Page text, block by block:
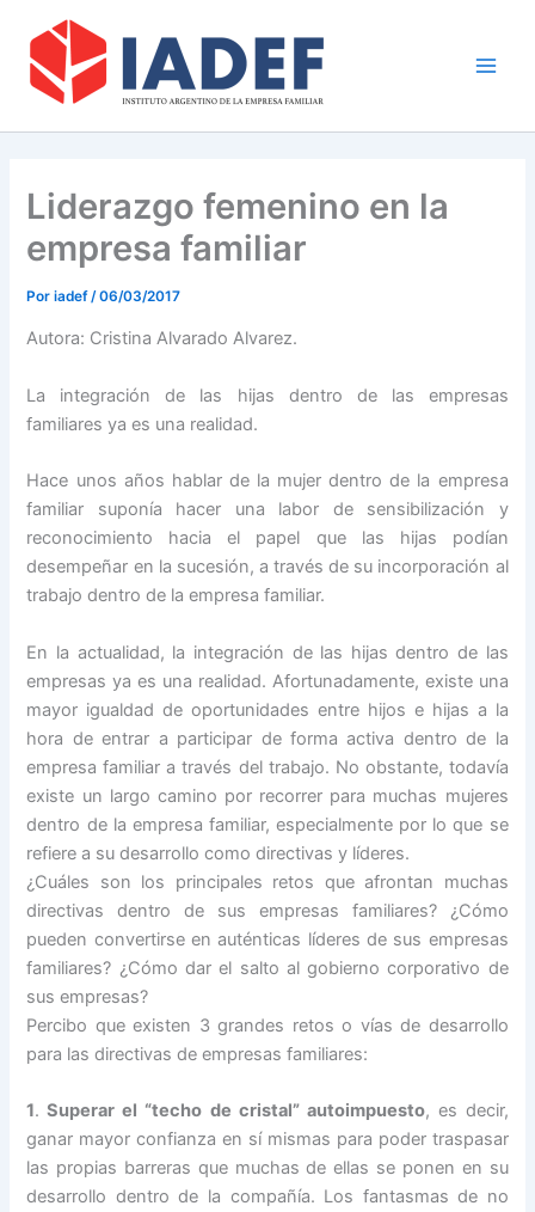
contenido
Liderazgo femenino en la
empresa familiar
Poriadef/06/03/2017
Autora: Cristina Alvarado Alvarez.
La integración de las hijas dentro de las empresas
familiares ya es una realidad.
Hace unos años hablar de la mujer dentro de la empresa
familiar suponía hacer una labor de sensibilización y
reconocimiento hacia el papel que las hijas podían
desempeñar en la sucesión, a través de su incorporación al
trabajo dentro de la empresa familiar.
En la actualidad, la integración de las hijas dentro de las
empresas ya es una realidad. Afortunadamente, existe una
mayor igualdad de oportunidades entre hijos e hijas a la
hora de entrar a participar de forma activa dentro de la
empresa familiar a través del trabajo. No obstante, todavía
existe un largo camino por recorrer para muchas mujeres
dentro de la empresa familiar, especialmente por lo que se
refiere a su desarrollo como directivas y líderes.
¿Cuáles son los principales retos que afrontan muchas
directivas dentro de sus empresas familiares? ¿Cómo
pueden convertirse en auténticas líderes de sus empresas
familiares? ¿Cómo dar el salto al gobierno corporativo de
sus empresas?
Percibo que existen 3 grandes retos o vías de desarrollo
para las directivas de empresas familiares:
1. Superar el “techo de cristal” autoimpuesto, es decir,
ganar mayor confianza en sí mismas para poder traspasar
las propias barreras que muchas de ellas se ponen en su
desarrollo dentro de la compañía. Los fantasmas de no